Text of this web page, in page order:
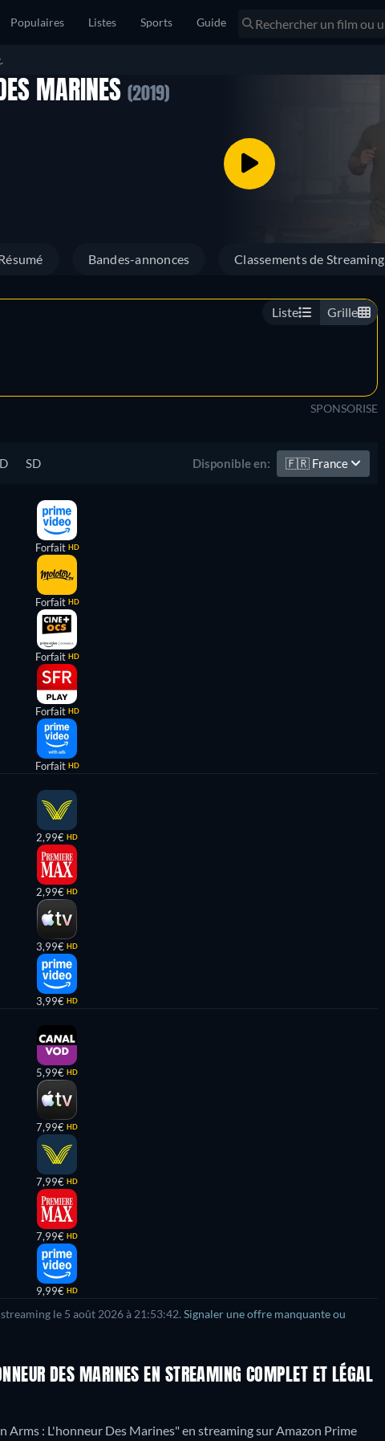
Populaires Listes Sports Guide
MARINES (2019)
Bandes-annonces Classements de Streaming
Liste Grille
SPONSORISE
SD Disponible en: 🇫🇷 France
Forfait HD
Forfait HD
Forfait HD
Forfait HD
Forfait HD
2,99€ HD
2,99€ HD
3,99€ HD
3,99€ HD
5,99€ HD
7,99€ HD
7,99€ HD
7,99€ HD
9,99€ HD
le 5 août 2026 à 21:53:42. Signaler une offre manquante ou
DES MARINES EN STREAMING COMPLET ET LÉGAL
Arms : L'honneur Des Marines" en streaming sur Amazon Prime